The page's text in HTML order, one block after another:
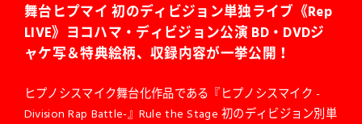
舞台ヒプマイ 初のディビジョン単独ライブ《Rep
LIVE》ヨコハマ・ディビジョン公演 BD・DVDジ
ャケ写＆特典絵柄、収録内容が一挙公開！
ヒプノシスマイク舞台化作品である『ヒプノシスマイク -
Division Rap Battle-』Rule the Stage 初のディビジョン別単